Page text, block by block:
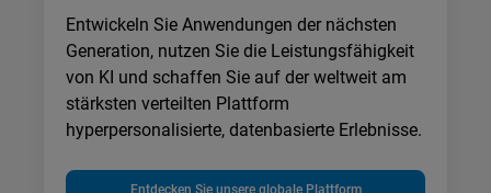
Entwickeln Sie Anwendungen der nächsten
Generation, nutzen Sie die Leistungsfähigkeit
von KI und schaffen Sie auf der weltweit am
stärksten verteilten Plattform
hyperpersonalisierte, datenbasierte Erlebnisse.
Entdecken Sie unsere globale Plattform